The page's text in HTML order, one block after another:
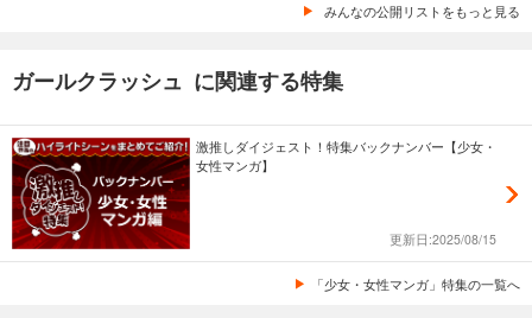
みんなの公開リストをもっと見る
ガールクラッシュ に関連する特集
激推しダイジェスト！特集バックナンバー【少女・
女性マンガ】
更新日:2025/08/15
「少女・女性マンガ」特集の一覧へ